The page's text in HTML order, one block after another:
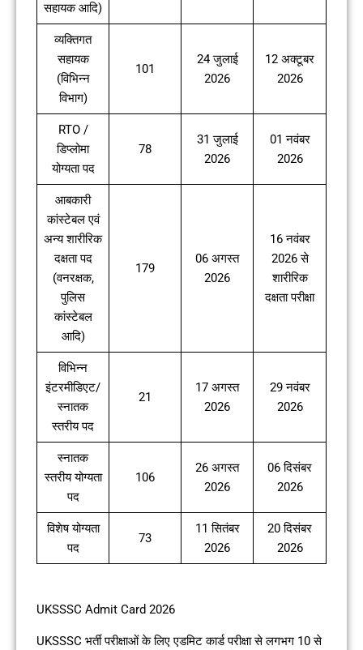
सहायक आदि)
व्यक्तिगत
सहायक
(विभिन्न
विभाग)
101
24 जुलाई
2026
12 अक्टूबर
2026
RTO /
डिप्लोमा
योग्यता पद
78
31 जुलाई
2026
01 नवंबर
2026
आबकारी
कांस्टेबल एवं
अन्य शारीरिक
दक्षता पद
(वनरक्षक,
पुलिस
कांस्टेबल
आदि)
179
06 अगस्त
2026
16 नवंबर
2026 से
शारीरिक
दक्षता परीक्षा
विभिन्न
इंटरमीडिएट/
स्नातक
स्तरीय पद
21
17 अगस्त
2026
29 नवंबर
2026
स्नातक
स्तरीय योग्यता
पद
106
26 अगस्त
2026
06 दिसंबर
2026
विशेष योग्यता
पद
73
11 सितंबर
2026
20 दिसंबर
2026
UKSSSC Admit Card 2026
UKSSSC भर्ती परीक्षाओं के लिए एडमिट कार्ड परीक्षा से लगभग 10 से